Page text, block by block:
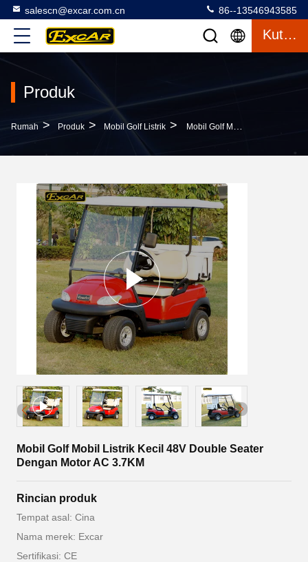
salescn@excar.com.cn 86--13546943585
Kutipan
Produk
Rumah > Produk > Mobil Golf Listrik > Mobil Golf Mobil Listrik Kecil 48V Double Seater Dengan Motor AC 3.7KM
Mobil Golf Mobil Listrik Kecil 48V Double Seater
Dengan Motor AC 3.7KM
Rincian produk
Tempat asal: Cina
Nama merek: Excar
Sertifikasi: CE